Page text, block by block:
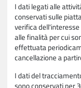
I dati legati alle
conservati sulle
verifica
alle finalità per cui
effettuata
cancellazione a
I dati del
sono conservati per